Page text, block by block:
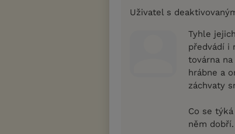
Uživatel s
Tyhle
předvádí i
továrna
hrábne a
záchvaty
Co se
něm dobří.